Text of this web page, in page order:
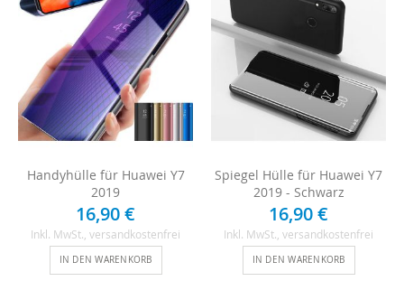
Handyhülle für Huawei Y7
2019
16,90 €
Inkl. MwSt. , versandkostenfrei
IN DEN WARENKORB
Spiegel Hülle für Huawei Y7
2019 - Schwarz
16,90 €
Inkl. MwSt. , versandkostenfrei
IN DEN WARENKORB